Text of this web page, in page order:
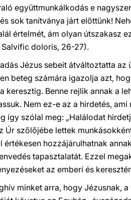
együttmunkálkodás e
sok tanítványa járt előttünk!
értelmét, ám olyan útszakasz
doloris, 26-27).
Jézus sebeit átváltoztatta
beteg számára igazolja azt,
keresztig. Benne rejlik annak a
Nem ez-e az a hirdetés,
így szólal meg: „Halálodat
Úr szőlőjébe lettek
értékesen hozzájárulhatnak
tapasztalatát. Ezzel
az emberi és
minket arra, hogy Jézusnak,